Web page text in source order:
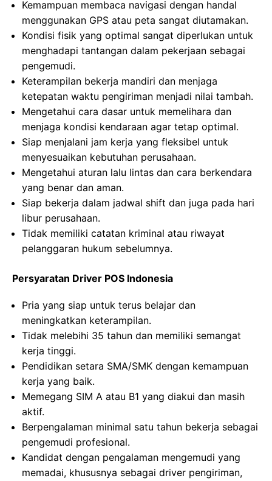
Kemampuan membaca navigasi dengan handal
menggunakan GPS atau peta sangat diutamakan.
Kondisi fisik yang optimal sangat diperlukan untuk
menghadapi tantangan dalam pekerjaan sebagai
pengemudi.
Keterampilan bekerja mandiri dan menjaga
ketepatan waktu pengiriman menjadi nilai tambah.
Mengetahui cara dasar untuk memelihara dan
menjaga kondisi kendaraan agar tetap optimal.
Siap menjalani jam kerja yang fleksibel untuk
menyesuaikan kebutuhan perusahaan.
Mengetahui aturan lalu lintas dan cara berkendara
yang benar dan aman.
Siap bekerja dalam jadwal shift dan juga pada hari
libur perusahaan.
Tidak memiliki catatan kriminal atau riwayat
pelanggaran hukum sebelumnya.
Persyaratan Driver POS Indonesia
Pria yang siap untuk terus belajar dan
meningkatkan keterampilan.
Tidak melebihi 35 tahun dan memiliki semangat
kerja tinggi.
Pendidikan setara SMA/SMK dengan kemampuan
kerja yang baik.
Memegang SIM A atau B1 yang diakui dan masih
aktif.
Berpengalaman minimal satu tahun bekerja sebagai
pengemudi profesional.
Kandidat dengan pengalaman mengemudi yang
memadai, khususnya sebagai driver pengiriman,